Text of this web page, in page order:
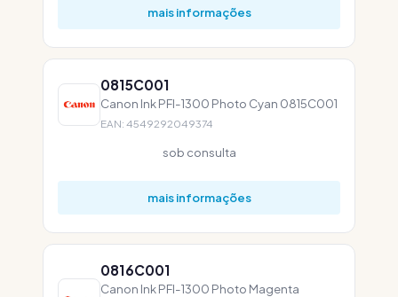
mais informações
0815C001
Canon Ink PFI-1300 Photo Cyan 0815C001
EAN: 4549292049374
sob consulta
mais informações
0816C001
Canon Ink PFI-1300 Photo Magenta